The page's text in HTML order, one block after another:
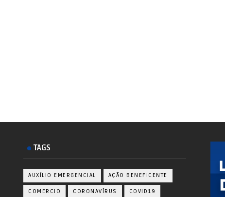
TAGS
AUXÍLIO EMERGENCIAL AÇÃO BENEFICENTE
COMERCIO CORONAVÍRUS COVID19